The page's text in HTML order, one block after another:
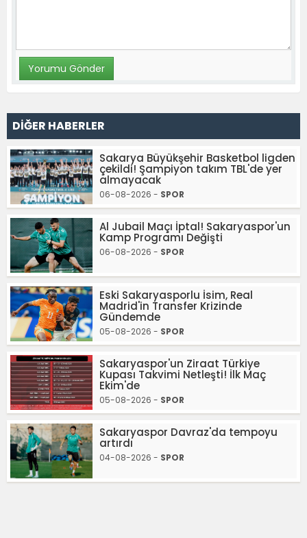
DİĞER HABERLER
Sakarya Büyükşehir Basketbol ligden
çekildi! Şampiyon takım TBL'de yer
almayacak
06-08-2026 - SPOR
Al Jubail Maçı İptal! Sakaryaspor'un
Kamp Programı Değişti
06-08-2026 - SPOR
Eski Sakaryasporlu İsim, Real
Madrid'in Transfer Krizinde
Gündemde
05-08-2026 - SPOR
Sakaryaspor'un Ziraat Türkiye
Kupası Takvimi Netleşti! İlk Maç
Ekim'de
05-08-2026 - SPOR
Sakaryaspor Davraz'da tempoyu
artırdı
04-08-2026 - SPOR